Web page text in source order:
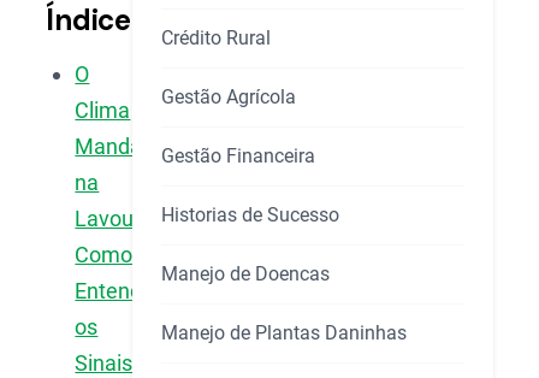
Índice
O
Clima
Manda
na
Lavoura:
Como
Entender
os
Sinais
Crédito Rural
Gestão Agrícola
Gestão Financeira
Historias de Sucesso
Manejo de Doencas
Manejo de Plantas Daninhas